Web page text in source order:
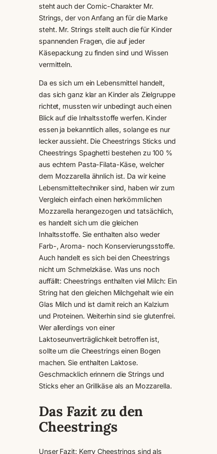
steht auch der Comic-Charakter Mr.
Strings, der von Anfang an für die Marke
steht. Mr. Strings stellt auch die für Kinder
spannenden Fragen, die auf jeder
Käsepackung zu finden sind und Wissen
vermitteln.
Da es sich um ein Lebensmittel handelt,
das sich ganz klar an Kinder als Zielgruppe
richtet, mussten wir unbedingt auch einen
Blick auf die Inhaltsstoffe werfen. Kinder
essen ja bekanntlich alles, solange es nur
lecker aussieht. Die Cheestrings Sticks und
Cheestrings Spaghetti bestehen zu 100 %
aus echtem Pasta-Filata-Käse, welcher
dem Mozzarella ähnlich ist. Da wir keine
Lebensmitteltechniker sind, haben wir zum
Vergleich einfach einen herkömmlichen
Mozzarella herangezogen und tatsächlich,
es handelt sich um die gleichen
Inhaltsstoffe. Sie enthalten also weder
Farb-, Aroma- noch Konservierungsstoffe.
Auch handelt es sich bei den Cheestrings
nicht um Schmelzkäse. Was uns noch
auffällt: Cheestrings enthalten viel Milch: Ein
String hat den gleichen Milchgehalt wie ein
Glas Milch und ist damit reich an Kalzium
und Proteinen. Weiterhin sind sie glutenfrei.
Wer allerdings von einer
Laktoseunverträglichkeit betroffen ist,
sollte um die Cheestrings einen Bogen
machen. Sie enthalten Laktose.
Geschmacklich erinnern die Strings und
Sticks eher an Grillkäse als an Mozzarella.
Das Fazit zu den
Cheestrings
Unser Fazit: Kerry Cheestrings sind als